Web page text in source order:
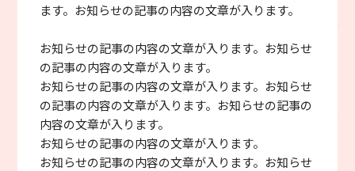
ます。お知らせの記事の内容の文章が入ります。
お知らせの記事の内容の文章が入ります。お知らせ
の記事の内容の文章が入ります。
お知らせの記事の内容の文章が入ります。お知らせ
の記事の内容の文章が入ります。お知らせの記事の
内容の文章が入ります。
お知らせの記事の内容の文章が入ります。
お知らせの記事の内容の文章が入ります。お知らせ